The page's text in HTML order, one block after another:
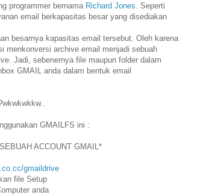
programmer bernama Richard Jones . Seperti
email berkapasitas besar yang disediakan
besarnya kapasitas email tersebut. Oleh karena
menkonversi archive email menjadi sebuah
Jadi, sebenernya file maupun folder dalam
GMAIL anda dalam bentuk email
GMAILFS ini :
ACCOUNT GMAIL*
gmaildrive
file Setup
anda